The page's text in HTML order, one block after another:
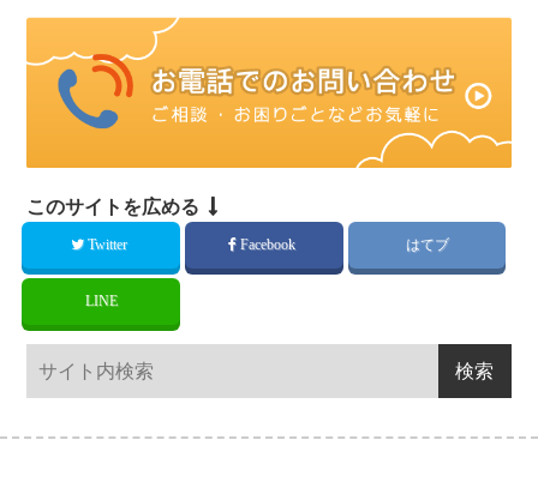
このサイトを広める
Twitter Facebook はてブ
LINE